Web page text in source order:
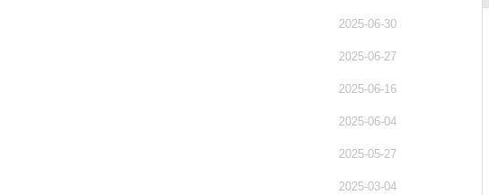
2025-06-30
2025-06-27
2025-06-16
2025-06-04
2025-05-27
2025-03-04